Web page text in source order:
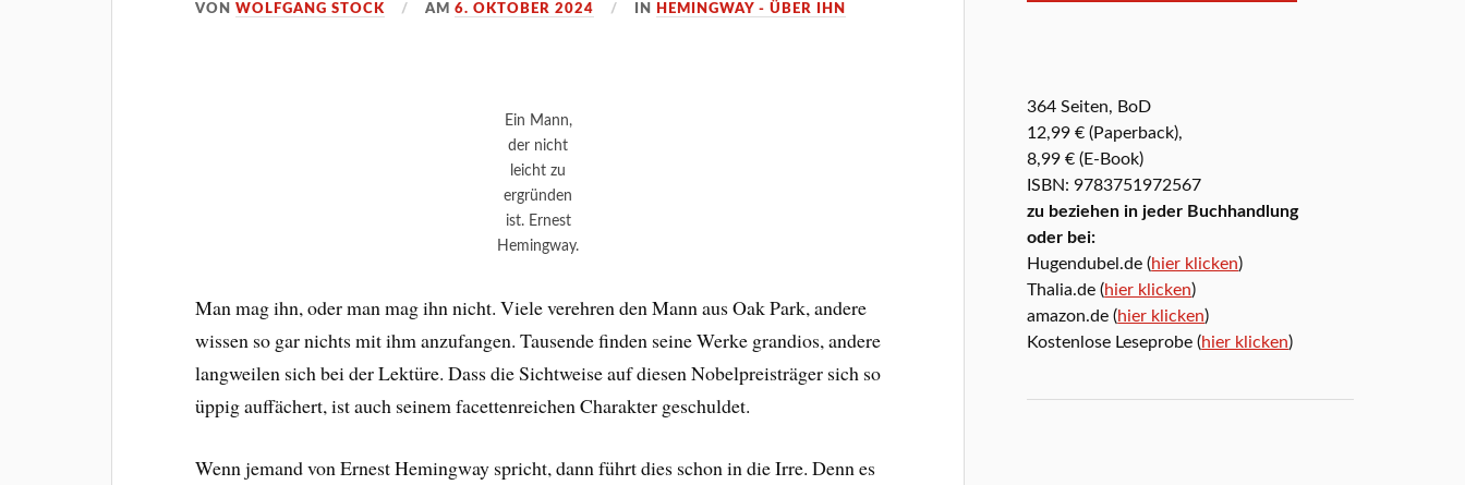
VONWOLFGANG STOCK AM6. OKTOBER 2024 IN HEMINGWAY - ÜBER IHN
Ein Mann,
der nicht
leicht zu
ergründen
ist. Ernest
Hemingway.
Man mag ihn, oder man mag ihn nicht. Viele verehren den Mann aus Oak Park, andere
wissen so gar nichts mit ihm anzufangen. Tausende finden seine Werke grandios, andere
langweilen sich bei der Lektüre. Dass die Sichtweise auf diesen Nobelpreisträger sich so
üppig auffächert, ist auch seinem facettenreichen Charakter geschuldet.
Wenn jemand von Ernest Hemingway spricht, dann führt dies schon in die Irre. Denn es
364 Seiten, BoD
12,99 € (Paperback),
8,99 € (E-Book)
ISBN: 9783751972567
zu beziehen in jeder Buchhandlung
oder bei:
Hugendubel.de (hier klicken)
Thalia.de (hier klicken)
amazon.de (hier klicken)
Kostenlose Leseprobe (hier klicken)